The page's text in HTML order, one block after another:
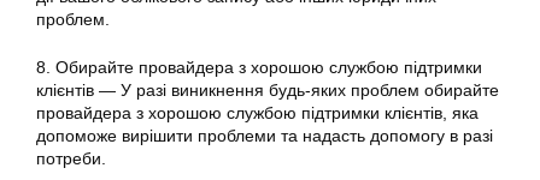
проблем.
8. Обирайте провайдера з хорошою службою підтримки
клієнтів — У разі виникнення будь-яких проблем обирайте
провайдера з хорошою службою підтримки клієнтів, яка
допоможе вирішити проблеми та надасть допомогу в разі
потреби.